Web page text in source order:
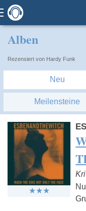
Alben
Rezensiert von Hardy Funk
Neu
Meilensteine